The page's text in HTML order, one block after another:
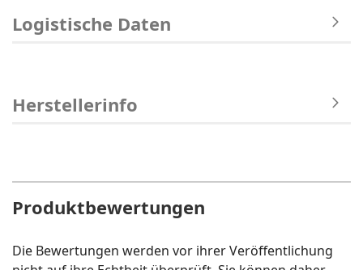
Logistische Daten
Herstellerinfo
Produktbewertungen
Die Bewertungen werden vor ihrer Veröffentlichung